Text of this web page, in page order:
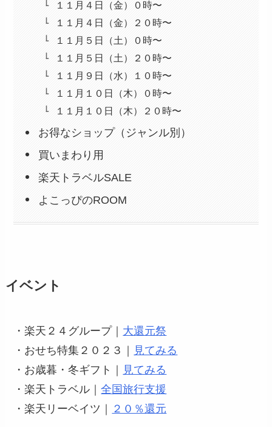
１１月４日（金）０時〜
１１月４日（金）２０時〜
１１月５日（土）０時〜
１１月５日（土）２０時〜
１１月９日（水）１０時〜
１１月１０日（木）０時〜
１１月１０日（木）２０時〜
お得なショップ（ジャンル別）
買いまわり用
楽天トラベルSALE
よこっぴのROOM
イベント
・楽天２４グループ｜ 大還元祭
・おせち特集２０２３｜
見てみる
・お歳暮・冬ギフト｜
見てみる
・楽天トラベル｜全国旅行支援
・楽天リーベイツ｜
２０％還元